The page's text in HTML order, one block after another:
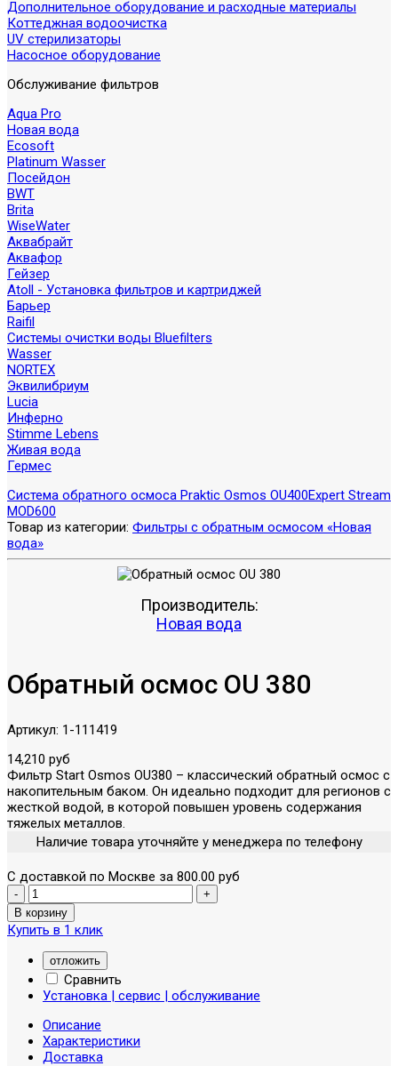
Дополнительное оборудование и расходные материалы
Коттеджная водоочистка
UV стерилизаторы
Насосное оборудование
Обслуживание фильтров
Aqua Pro
Новая вода
Ecosoft
Platinum Wasser
Посейдон
BWT
Brita
WiseWater
Аквабрайт
Аквафор
Гейзер
Atoll - Установка фильтров и картриджей
Барьер
Raifil
Системы очистки воды Bluefilters
Wasser
NORTEX
Эквилибриум
Lucia
Инферно
Stimme Lebens
Живая вода
Гермес
Система обратного осмоса Praktic Osmos OU400Expert Stream
MOD600
Товар из категории: Фильтры с обратным осмосом «Новая
вода»
Производитель:
Новая вода
Обратный осмос OU 380
Артикул: 1-111419
14,210 руб
Фильтр Start Osmos OU380 – классический обратный осмос с
накопительным баком. Он идеально подходит для регионов с
жесткой водой, в которой повышен уровень содержания
тяжелых металлов.
Наличие товара уточняйте у менеджера по телефону
С доставкой по Москве за 800.00 руб
Купить в 1 клик
отложить
Сравнить
Установка | сервис | обслуживание
Описание
Характеристики
Доставка